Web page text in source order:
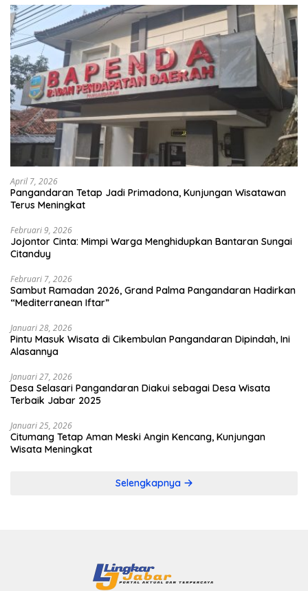
April 7, 2026
Pangandaran Tetap Jadi Primadona, Kunjungan Wisatawan
Terus Meningkat
Februari 9, 2026
Jojontor Cinta: Mimpi Warga Menghidupkan Bantaran Sungai
Citanduy
Februari 7, 2026
Sambut Ramadan 2026, Grand Palma Pangandaran Hadirkan
“Mediterranean Iftar”
Januari 28, 2026
Pintu Masuk Wisata di Cikembulan Pangandaran Dipindah, Ini
Alasannya
Januari 27, 2026
Desa Selasari Pangandaran Diakui sebagai Desa Wisata
Terbaik Jabar 2025
Januari 25, 2026
Citumang Tetap Aman Meski Angin Kencang, Kunjungan
Wisata Meningkat
Selengkapnya